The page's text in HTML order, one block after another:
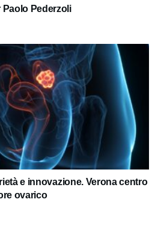
Pederzoli
e innovazione. Verona centro
ovarico